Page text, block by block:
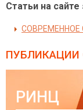
Статьи на
СОВРЕМЕННОЕ
ПУБЛИКАЦИИ
РИНЦ